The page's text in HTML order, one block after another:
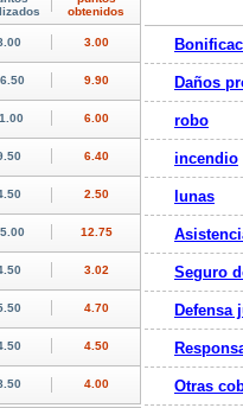
Daños
robo
incendio
lunas
Seguro
Defensa
Otras